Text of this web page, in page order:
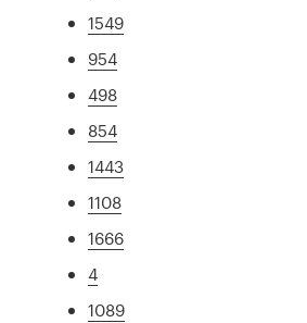
1549
954
498
854
1443
1108
1666
4
1089